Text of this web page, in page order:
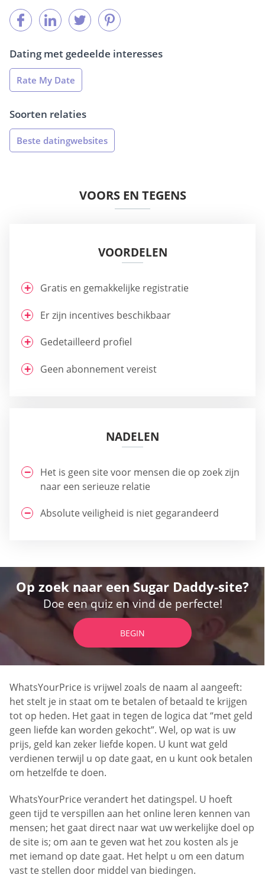
Dating met gedeelde interesses
Rate My Date
Soorten relaties
Beste datingwebsites
VOORS EN TEGENS
VOORDELEN
Gratis en gemakkelijke registratie
Er zijn incentives beschikbaar
Gedetailleerd profiel
Geen abonnement vereist
NADELEN
Het is geen site voor mensen die op zoek zijn
naar een serieuze relatie
Absolute veiligheid is niet gegarandeerd
Op zoek naar een Sugar Daddy-site?
Doe een quiz en vind de perfecte!
BEGIN
WhatsYourPrice is vrijwel zoals de naam al aangeeft:
het stelt je in staat om te betalen of betaald te krijgen
tot op heden. Het gaat in tegen de logica dat “met geld
geen liefde kan worden gekocht”. Wel, op wat is uw
prijs, geld kan zeker liefde kopen. U kunt wat geld
verdienen terwijl u op date gaat, en u kunt ook betalen
om hetzelfde te doen.
WhatsYourPrice verandert het datingspel. U hoeft
geen tijd te verspillen aan het online leren kennen van
mensen; het gaat direct naar wat uw werkelijke doel op
de site is; om aan te geven wat het zou kosten als je
met iemand op date gaat. Het helpt u om een datum
vast te stellen door middel van biedingen.